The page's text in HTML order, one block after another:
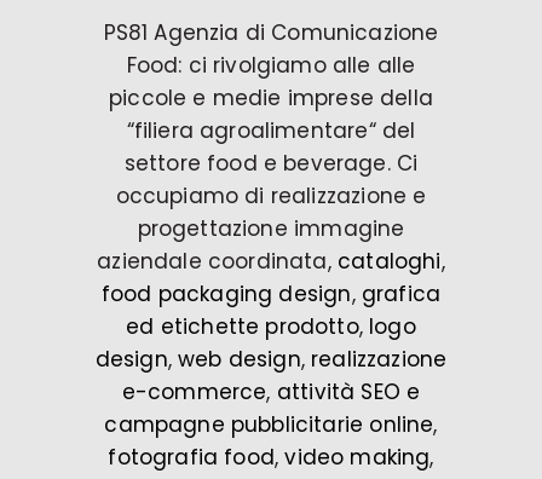
PS81 Agenzia di Comunicazione
Food: ci rivolgiamo alle alle
piccole e medie imprese della
“filiera agroalimentare“ del
settore food e beverage. Ci
occupiamo di realizzazione e
progettazione immagine
aziendale coordinata, cataloghi,
food packaging design, grafica
ed etichette prodotto, logo
design,web design, realizzazione
e-commerce, attività SEO e
campagne pubblicitarie online,
fotografia food,video making,